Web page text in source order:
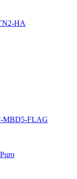
HA
MBD5-FLAG